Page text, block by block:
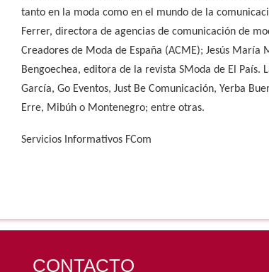
tanto en la moda como en el mundo de la
Ferrer, directora de agencias de comunicación de
Creadores de Moda de España (ACME); Jesús
Bengoechea, editora de la revista SModa de El
García, Go Eventos, Just Be Comunicación, Yerba
Erre, Mibúh o Montenegro; entre otras.
Servicios Informativos FCom
CONTACTO